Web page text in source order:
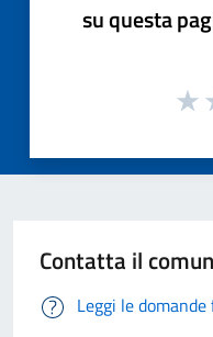
su questa
Contatta il
Leggi le